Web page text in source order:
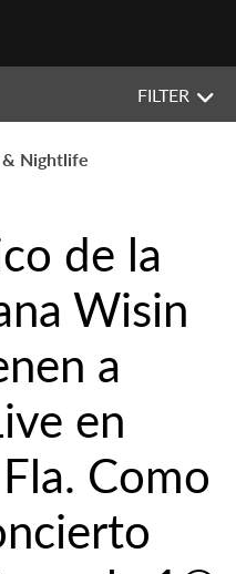
FILTER
Nightlife
de la
Wisin
a
en
Como